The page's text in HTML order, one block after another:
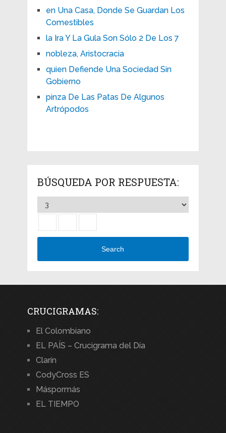
en Una Casa, Donde Se Guardan Los
Comestibles
la Ira Y La Gula Son Sólo 2 De Los 7
nobleza, Aristocracia
quien Defiende Una Sociedad Sin
Gobierno
pinza De Las Patas De Algunos
Artrópodos
BÚSQUEDA POR RESPUESTA:
Search
CRUCIGRAMAS:
El Colombiano
EL PAÍS – Crucigrama del Día
Clarín
CodyCross ES
Máspormás
EL TIEMPO